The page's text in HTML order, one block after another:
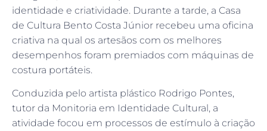
identidade e criatividade. Durante a tarde, a Casa
de Cultura Bento Costa Júnior recebeu uma oficina
criativa na qual os artesãos com os melhores
desempenhos foram premiados com máquinas de
costura portáteis.
Conduzida pelo artista plástico Rodrigo Pontes,
tutor da Monitoria em Identidade Cultural, a
atividade focou em processos de estímulo à criação